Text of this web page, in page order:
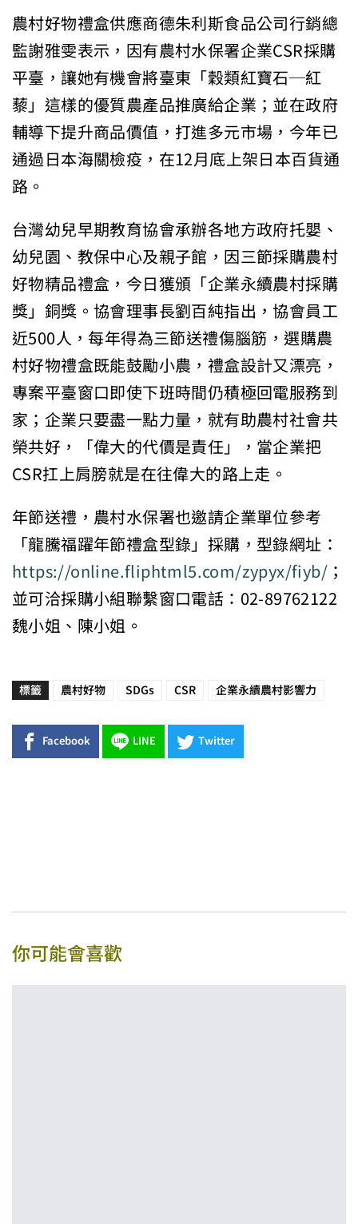
農村好物禮盒供應商德朱利斯食品公司行銷總
監謝雅雯表示，因有農村水保署企業CSR採購
平臺，讓她有機會將臺東「穀類紅寶石─紅
藜」這樣的優質農產品推廣給企業；並在政府
輔導下提升商品價值，打進多元市場，今年已
通過日本海關檢疫，在12月底上架日本百貨通
路。
台灣幼兒早期教育協會承辦各地方政府托嬰、
幼兒園、教保中心及親子館，因三節採購農村
好物精品禮盒，今日獲頒「企業永續農村採購
獎」銅獎。協會理事長劉百純指出，協會員工
近500人，每年得為三節送禮傷腦筋，選購農
村好物禮盒既能鼓勵小農，禮盒設計又漂亮，
專案平臺窗口即使下班時間仍積極回電服務到
家；企業只要盡一點力量，就有助農村社會共
榮共好，「偉大的代價是責任」，當企業把
CSR扛上肩膀就是在往偉大的路上走。
年節送禮，農村水保署也邀請企業單位參考
「龍騰福躍年節禮盒型錄」採購，型錄網址：
https://online.fliphtml5.com/zypyx/fiyb/；
並可洽採購小組聯繫窗口電話：02-89762122
魏小姐、陳小姐。
標籤 農村好物 SDGs CSR 企業永續農村影響力
Facebook LINE Twitter
你可能會喜歡